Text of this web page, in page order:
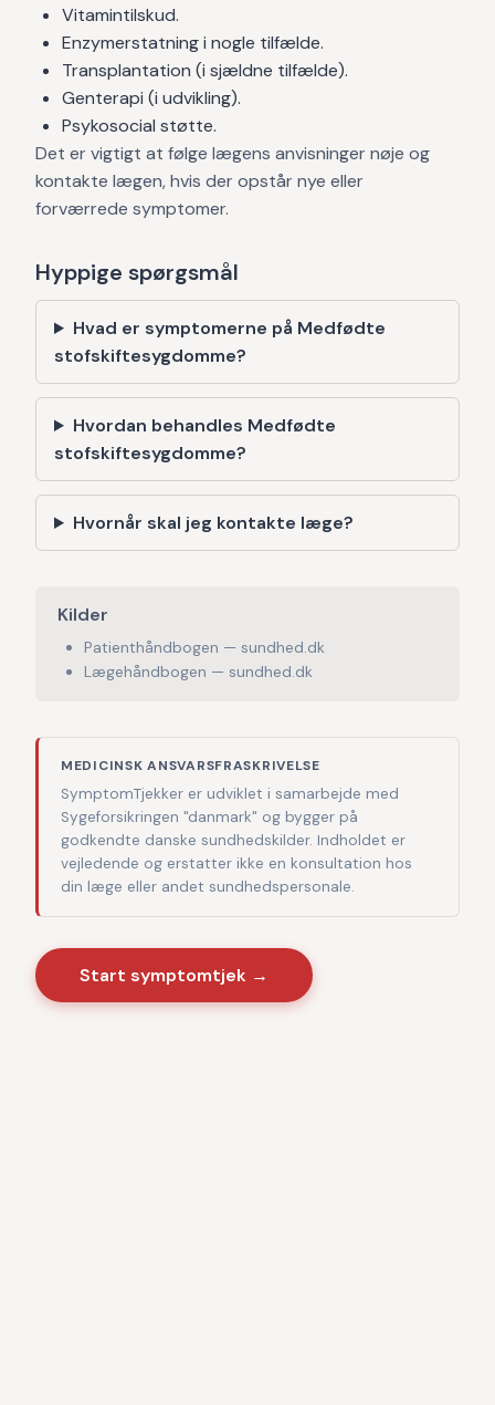
Vitamintilskud.
Enzymerstatning i nogle tilfælde.
Transplantation (i sjældne tilfælde).
Genterapi (i udvikling).
Psykosocial støtte.
Det er vigtigt at følge lægens anvisninger nøje og
kontakte lægen, hvis der opstår nye eller
forværrede symptomer.
Hyppige spørgsmål
Hvad er symptomerne på Medfødte
stofskiftesygdomme?
Hvordan behandles Medfødte
stofskiftesygdomme?
Hvornår skal jeg kontakte læge?
Kilder
Patienthåndbogen — sundhed.dk
Lægehåndbogen — sundhed.dk
MEDICINSK ANSVARSFRASKRIVELSE
SymptomTjekker er udviklet i samarbejde med
Sygeforsikringen "danmark" og bygger på
godkendte danske sundhedskilder. Indholdet er
vejledende og erstatter ikke en konsultation hos
din læge eller andet sundhedspersonale.
Start symptomtjek →